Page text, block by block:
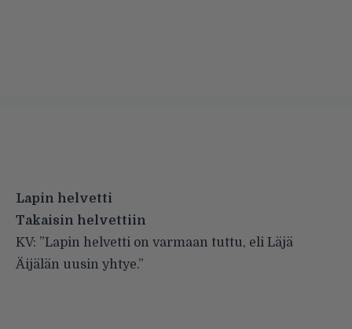
Lapin helvetti
Takaisin helvettiin
KV: ”Lapin helvetti on varmaan tuttu, eli Läjä
Äijälän uusin yhtye.”